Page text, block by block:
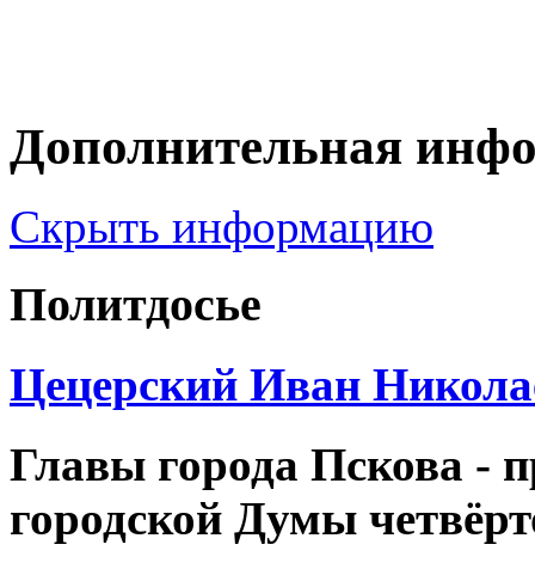
Дополнительная
Скрыть информацию
Политдосье
Цецерский Иван
Главы города Пскова -
городской Думы